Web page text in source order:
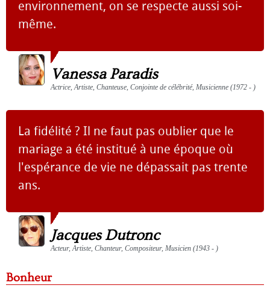
environnement, on se respecte aussi soi-
même.
Vanessa Paradis
Actrice, Artiste, Chanteuse, Conjointe de célébrité, Musicienne (1972 - )
La fidélité ? Il ne faut pas oublier que le
mariage a été institué à une époque où
l'espérance de vie ne dépassait pas trente
ans.
Jacques Dutronc
Acteur, Artiste, Chanteur, Compositeur, Musicien (1943 - )
Bonheur